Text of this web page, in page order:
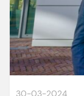
30-03-2024